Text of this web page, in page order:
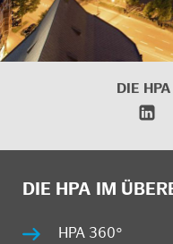
DIE
DIE HPA IM
HPA 360°